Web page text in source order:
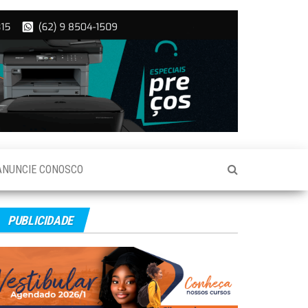
CONOSCO
PUBLICIDADE